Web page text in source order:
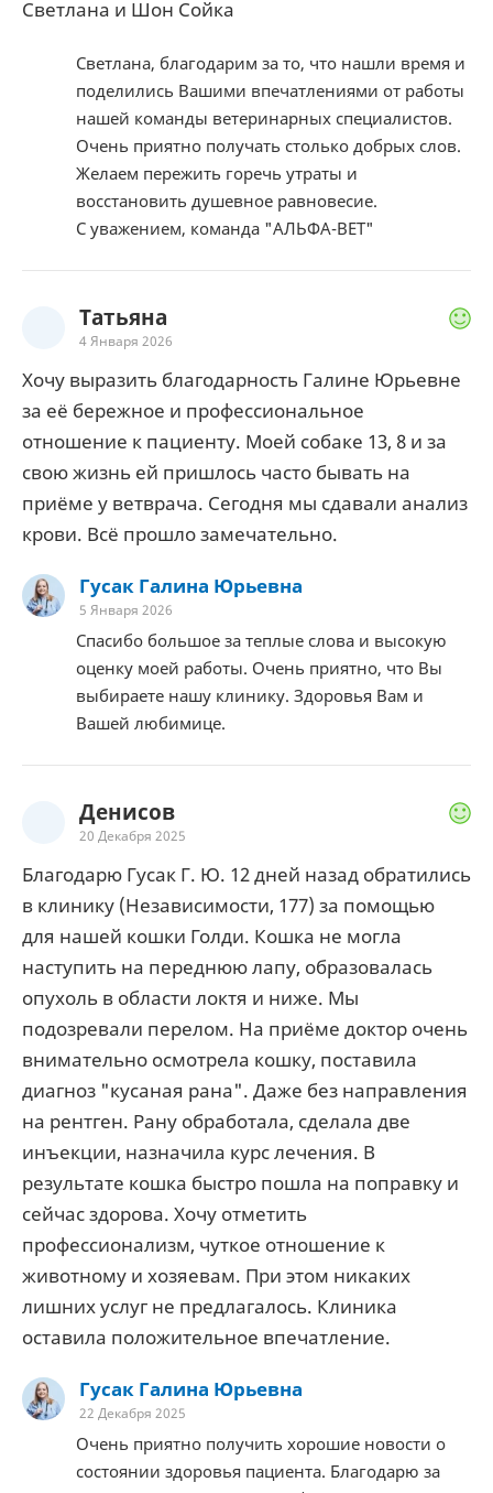
Светлана и Шон Сойка
Светлана, благодарим за то, что нашли время и
поделились Вашими впечатлениями от работы
нашей команды ветеринарных специалистов.
Очень приятно получать столько добрых слов.
Желаем пережить горечь утраты и
восстановить душевное равновесие.
С уважением, команда "АЛЬФА-ВЕТ"
Татьяна
4 Января 2026
Хочу выразить благодарность Галине Юрьевне
за её бережное и профессиональное
отношение к пациенту. Моей собаке 13, 8 и за
свою жизнь ей пришлось часто бывать на
приёме у ветврача. Сегодня мы сдавали анализ
крови. Всё прошло замечательно.
Гусак Галина Юрьевна
5 Января 2026
Спасибо большое за теплые слова и высокую
оценку моей работы. Очень приятно, что Вы
выбираете нашу клинику. Здоровья Вам и
Вашей любимице.
Денисов
20 Декабря 2025
Благодарю Гусак Г. Ю. 12 дней назад обратились
в клинику (Независимости, 177) за помощью
для нашей кошки Голди. Кошка не могла
наступить на переднюю лапу, образовалась
опухоль в области локтя и ниже. Мы
подозревали перелом. На приёме доктор очень
внимательно осмотрела кошку, поставила
диагноз "кусаная рана". Даже без направления
на рентген. Рану обработала, сделала две
инъекции, назначила курс лечения. В
результате кошка быстро пошла на поправку и
сейчас здорова. Хочу отметить
профессионализм, чуткое отношение к
животному и хозяевам. При этом никаких
лишних услуг не предлагалось. Клиника
оставила положительное впечатление.
Гусак Галина Юрьевна
22 Декабря 2025
Очень приятно получить хорошие новости о
состоянии здоровья пациента. Благодарю за